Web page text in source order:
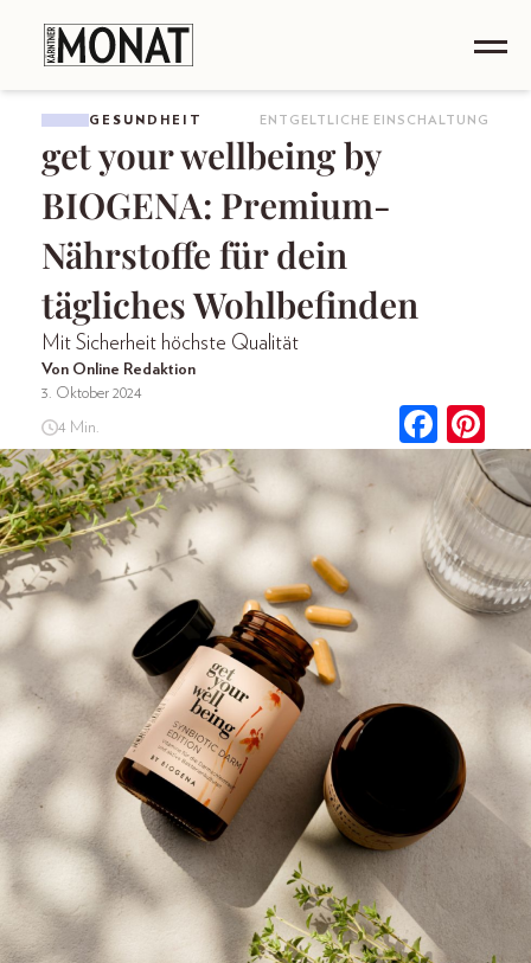
GESUNDHEIT ENTGELTLICHE EINSCHALTUNG
get your wellbeing by
BIOGENA: Premium-
Nährstoffe für dein
tägliches Wohlbefinden
Mit Sicherheit höchste Qualität
Von Online Redaktion
3. Oktober 2024
4 Min.